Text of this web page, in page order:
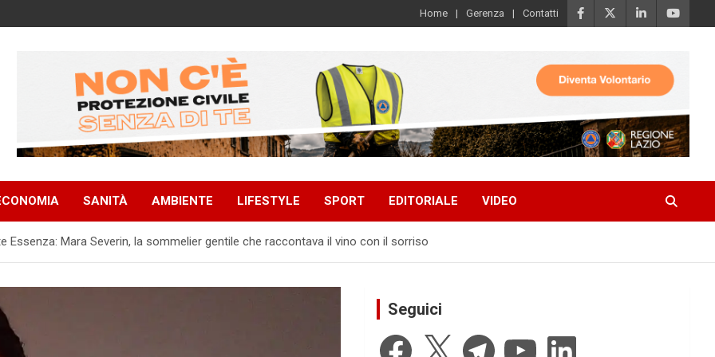
Home Gerenza Contatti
SANITÀ AMBIENTE LIFESTYLE SPORT EDITORIALE VIDEO
Essenza: Mara Severin, la sommelier gentile che raccontava il vino con il sorriso
Seguici
Facebook
X TelegramYouTube LinkedIn